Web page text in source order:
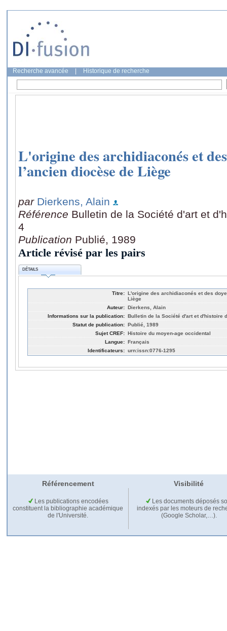
Recherche avancée Historique de recherche
L'origine des archidiaconés et
l’ancien diocèse de Liège
par Dierkens, Alain
Référence Bulletin de la Société d'art et
4
Publication Publié, 1989
Article révisé par les pairs
DÉTAILS
Titre: L'origine des archidiaconés et des
Liège
Auteur: Dierkens, Alain
Informations sur la publication: Bulletin de la Société d'art et d'histoire
Statut de publication: Publié, 1989
Sujet CREF: Histoire du moyen-age occidental
Langue: Français
Identificateurs: urn:issn:0776-1295
Référencement Visibilité
Les publications encodées
constituent la bibliographie académique
de l'Université.
Les documents déposés
indexés par les moteurs de
(Google Scholar,…).